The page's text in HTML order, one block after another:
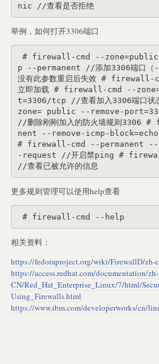
nic //查看是否拒绝
举例，如何打开3306端口
p --permanent //添加3306端口（--
没有此参数重启后失效 #
立即加载 # firewall-cmd --
t=3306/tcp //查看加入3306端口
zone= public --remove-
//删除刚刚加入的防火墙规则
nent --remove-icmp-
# firewall-cmd --permanent --
-request //开启禁ping #
//查看已被允许的信息
更多规则管理可以使用help查看
# firewall-cmd --help
相关资料：
https://fedoraproject.org/wiki/FirewallD/zh-
https://access.redhat.com/documentation/zh-
CN/Red_Hat_Enterprise_Linux/7/html/
Using_Firewalls.html
https://www.ibm.com/developerworks/cn/